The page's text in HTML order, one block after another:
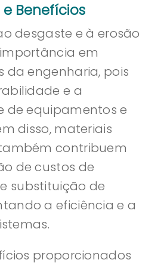
Benefícios
desgaste e à erosão
em
da engenharia, pois
e a
de equipamentos e
disso, materiais
contribuem
de custos de
substituição de
a eficiência e a
proporcionados